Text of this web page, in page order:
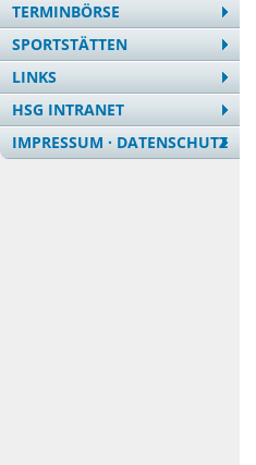
TERMINBÖRSE
SPORTSTÄTTEN
LINKS
HSG INTRANET
IMPRESSUM · DATENSCHUTZ